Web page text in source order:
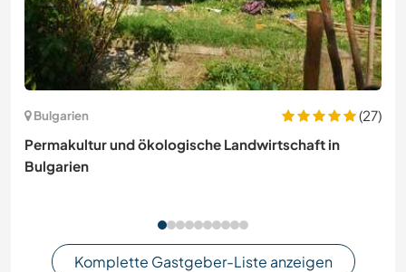
Bulgarien
(27)
Permakultur und ökologische Landwirtschaft in
Bulgarien
Komplette Gastgeber-Liste anzeigen